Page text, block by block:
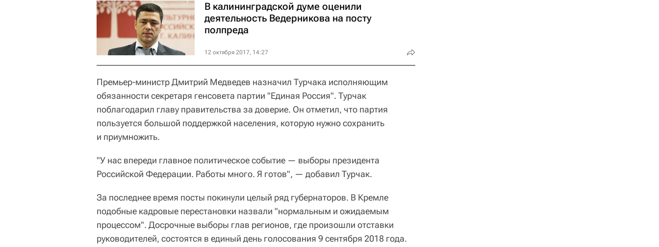
В калининградской думе оценили
деятельность Ведерникова на посту
полпреда
12 октября 2017, 14:27
Премьер-министр Дмитрий Медведев назначил Турчака исполняющим
обязанности секретаря генсовета партии "Единая Россия". Турчак
поблагодарил главу правительства за доверие. Он отметил, что партия
пользуется большой поддержкой населения, которую нужно сохранить
и приумножить.
"У нас впереди главное политическое событие — выборы президента
Российской Федерации. Работы много. Я готов", — добавил Турчак.
За последнее время посты покинули целый ряд губернаторов. В Кремле
подобные кадровые перестановки назвали "нормальным и ожидаемым
процессом". Досрочные выборы глав регионов, где произошли отставки
руководителей, состоятся в единый день голосования 9 сентября 2018 года.